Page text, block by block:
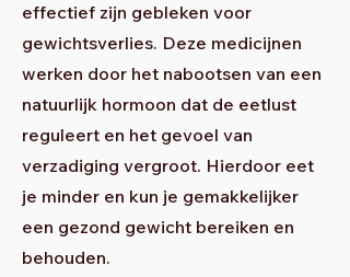
effectief zijn gebleken voor
gewichtsverlies. Deze medicijnen
werken door het nabootsen van een
natuurlijk hormoon dat de eetlust
reguleert en het gevoel van
verzadiging vergroot. Hierdoor eet
je minder en kun je gemakkelijker
een gezond gewicht bereiken en
behouden.